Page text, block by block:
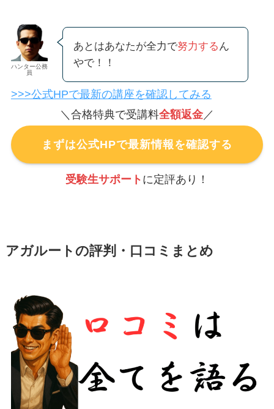
ハンター公務
員
あとはあなたが全力で努力するん
やで！！
>>>公式HPで最新の講座を確認してみる
＼合格特典で受講料全額返金／
まずは公式HPで最新情報を確認する
受験生サポート に定評あり！
アガルートの評判・口コミまとめ